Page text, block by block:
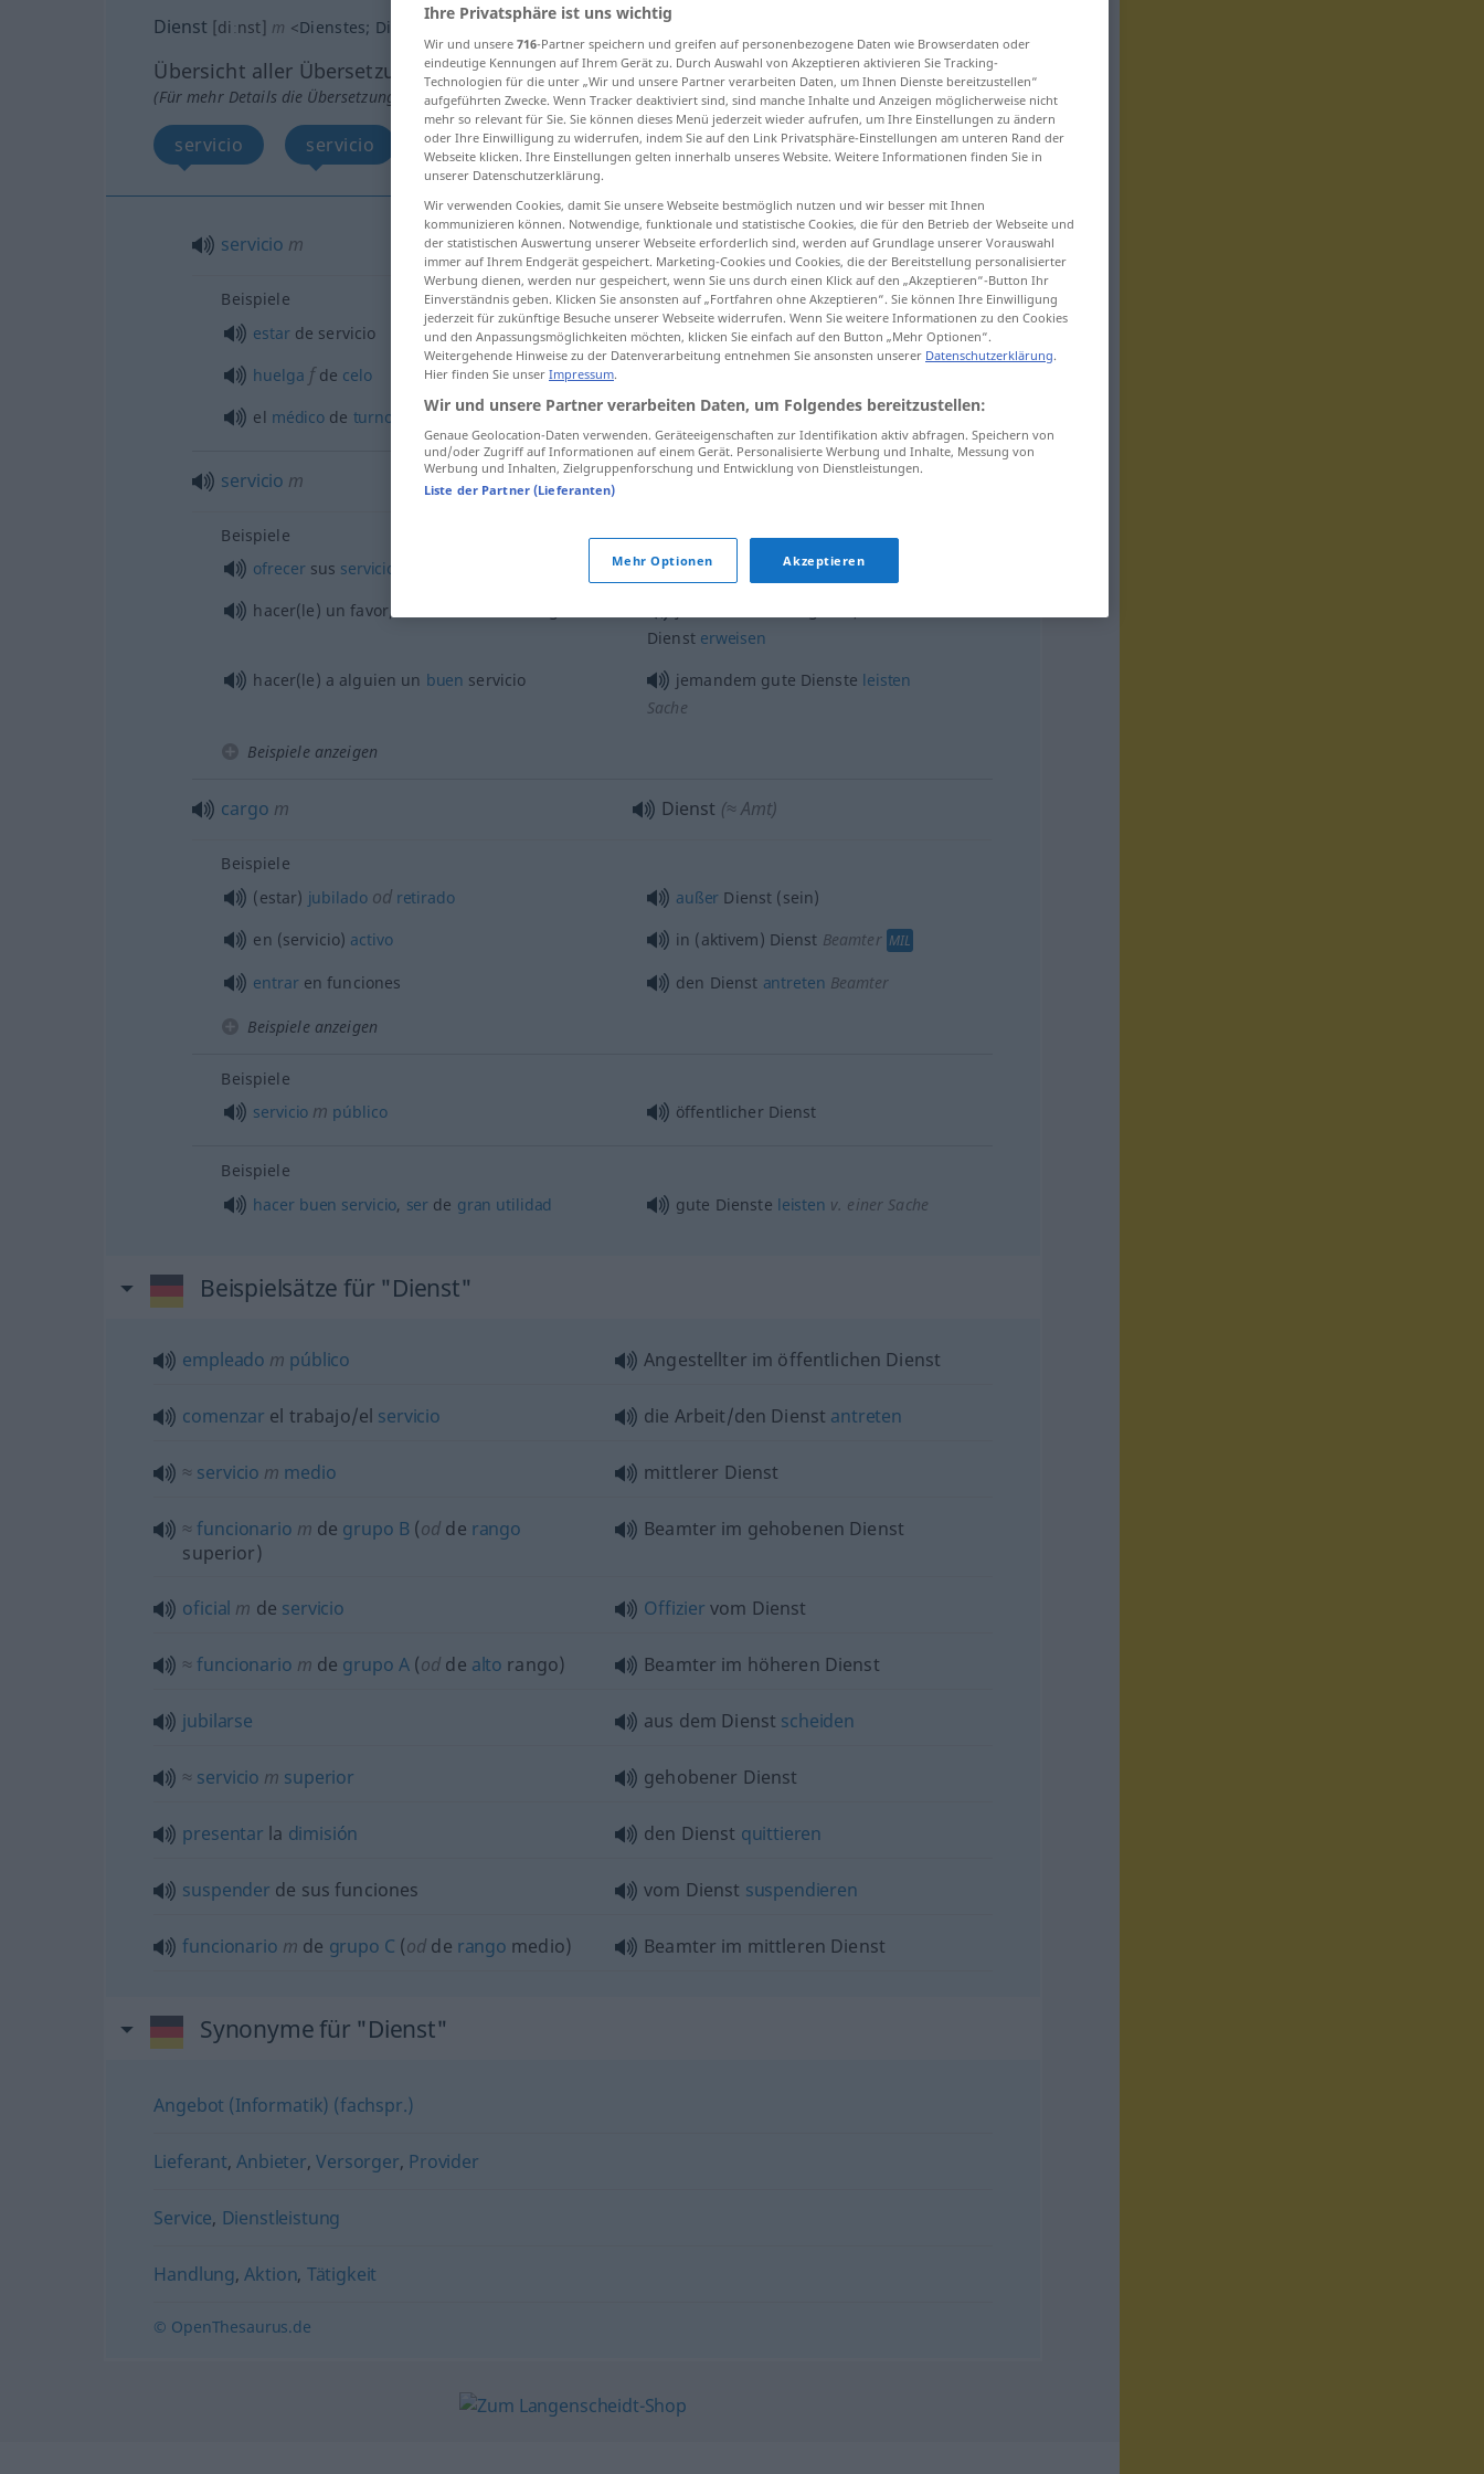
Dienst [diːnst] m <Dienstes; Dienste
Übersicht aller Übersetzungen
(Für mehr Details die Übersetzung anklicken/antippen)
servicio servicio cargo Weitere Beispiele...
servicio m Dienst(≈ Tätigkeit)
Beispiele
estarde servicio im Dienstsein, Diensthaben
huelga fde celo
el médico de turno de servicio der Dienst habendeArzt
servicio m Dienst (≈ Hilfeleistung)
Beispiele
ofrecersus servicios seine Dienste anbieten
hacer(le) un favor/un
Dienst erweisen
hacer(le) a alguien un buen servicio jemandem gute Dienste leisten
Sache
Beispiele anzeigen
cargo m Dienst (≈ Amt)
Beispiele
(estar) jubiladoodretirado außer Dienst (sein)
en (servicio) activo in (aktivem) Dienst Beamter MIL
entraren funciones den Dienst antreten Beamter
Beispiele anzeigen
Beispiele
servicio m público öffentlicher Dienst
Beispiele
hacer buen servicio, ser de gran utilidad gute Dienste leisten v. einer Sache
Beispielsätze für "Dienst"
empleado m público Angestellter im öffentlichen Dienst
comenzar el trabajo/el servicio die Arbeit/den Dienst antreten
≈ servicio m medio mittlerer Dienst
≈ funcionario m de grupo B(od de rango
superior)
Beamter im gehobenen Dienst
oficial m de servicio Offizier vom Dienst
≈ funcionario m de grupo A(od de alto rango) Beamter im höheren Dienst
jubilarse aus dem Dienst scheiden
≈ servicio m superior gehobener Dienst
presentar la dimisión den Dienst quittieren
suspender de sus funciones vom Dienst suspendieren
funcionario m de grupo C (od de rango medio) Beamter im mittleren Dienst
Synonyme für "Dienst"
Angebot (Informatik) (fachspr.)
Lieferant,Anbieter,Versorger, Provider
Service, Dienstleistung
Handlung,Aktion, Tätigkeit
© OpenThesaurus.de
Ihre Privatsphäre ist uns wichtig
Wir und unsere 716-Partner speichern und greifen auf personenbezogene Daten wie Browserdaten oder
eindeutige Kennungen auf Ihrem Gerät zu. Durch Auswahl von Akzeptieren aktivieren Sie Tracking-
Technologien für die unter „Wir und unsere Partner verarbeiten Daten, um Ihnen Dienste bereitzustellen“
aufgeführten Zwecke. Wenn Tracker deaktiviert sind, sind manche Inhalte und Anzeigen möglicherweise nicht
mehr so relevant für Sie. Sie können dieses Menü jederzeit wieder aufrufen, um Ihre Einstellungen zu ändern
oder Ihre Einwilligung zu widerrufen, indem Sie auf den Link Privatsphäre-Einstellungen am unteren Rand der
Webseite klicken. Ihre Einstellungen gelten innerhalb unseres Website. Weitere Informationen finden Sie in
unserer Datenschutzerklärung.
Wir verwenden Cookies, damit Sie unsere Webseite bestmöglich nutzen und wir besser mit Ihnen
kommunizieren können. Notwendige, funktionale und statistische Cookies, die für den Betrieb der Webseite und
der statistischen Auswertung unserer Webseite erforderlich sind, werden auf Grundlage unserer Vorauswahl
immer auf Ihrem Endgerät gespeichert. Marketing-Cookies und Cookies, die der Bereitstellung personalisierter
Werbung dienen, werden nur gespeichert, wenn Sie uns durch einen Klick auf den „Akzeptieren“-Button Ihr
Einverständnis geben. Klicken Sie ansonsten auf „Fortfahren ohne Akzeptieren“. Sie können Ihre Einwilligung
jederzeit für zukünftige Besuche unserer Webseite widerrufen. Wenn Sie weitere Informationen zu den Cookies
und den Anpassungsmöglichkeiten möchten, klicken Sie einfach auf den Button „Mehr Optionen“.
Weitergehende Hinweise zu der Datenverarbeitung entnehmen Sie ansonsten unserer Datenschutzerklärung.
Hier finden Sie unser Impressum.
Wir und unsere Partner verarbeiten Daten, um Folgendes bereitzustellen:
Genaue Geolocation-Daten verwenden. Geräteeigenschaften zur Identifikation aktiv abfragen. Speichern von
und/oder Zugriff auf Informationen auf einem Gerät. Personalisierte Werbung und Inhalte, Messung von
Werbung und Inhalten, Zielgruppenforschung und Entwicklung von Dienstleistungen.
Liste der Partner (Lieferanten)
Mehr Optionen Akzeptieren